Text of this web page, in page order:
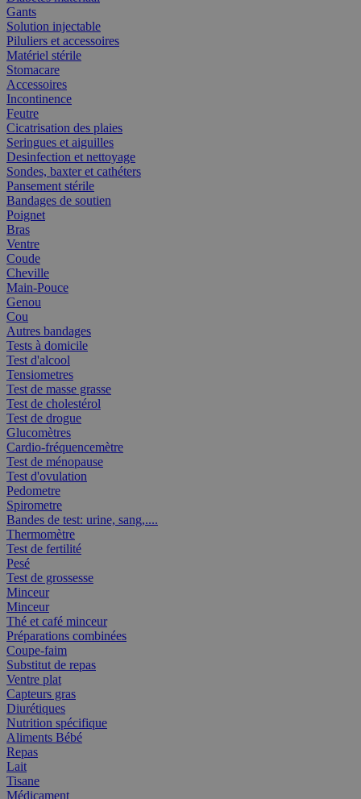
Gants
Solution injectable
Piluliers et accessoires
Matériel stérile
Stomacare
Accessoires
Incontinence
Feutre
Cicatrisation des plaies
Seringues et aiguilles
Desinfection et nettoyage
Sondes, baxter et cathéters
Pansement stérile
Bandages de soutien
Poignet
Bras
Ventre
Coude
Cheville
Main-Pouce
Genou
Cou
Autres bandages
Tests à domicile
Test d'alcool
Tensiometres
Test de masse grasse
Test de cholestérol
Test de drogue
Glucomètres
Cardio-fréquencemètre
Test de ménopause
Test d'ovulation
Pedometre
Spirometre
Bandes de test: urine, sang,....
Thermomètre
Test de fertilité
Pesé
Test de grossesse
Minceur
Minceur
Thé et café minceur
Préparations combinées
Coupe-faim
Substitut de repas
Ventre plat
Capteurs gras
Diurétiques
Nutrition spécifique
Aliments Bébé
Repas
Lait
Tisane
Médicament